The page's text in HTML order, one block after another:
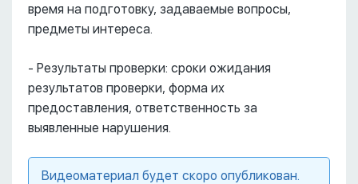
время на подготовку, задаваемые вопросы,
предметы интереса.
- Результаты проверки: сроки ожидания
результатов проверки, форма их
предоставления, ответственность за
выявленные нарушения.
Видеоматериал будет скоро опубликован.